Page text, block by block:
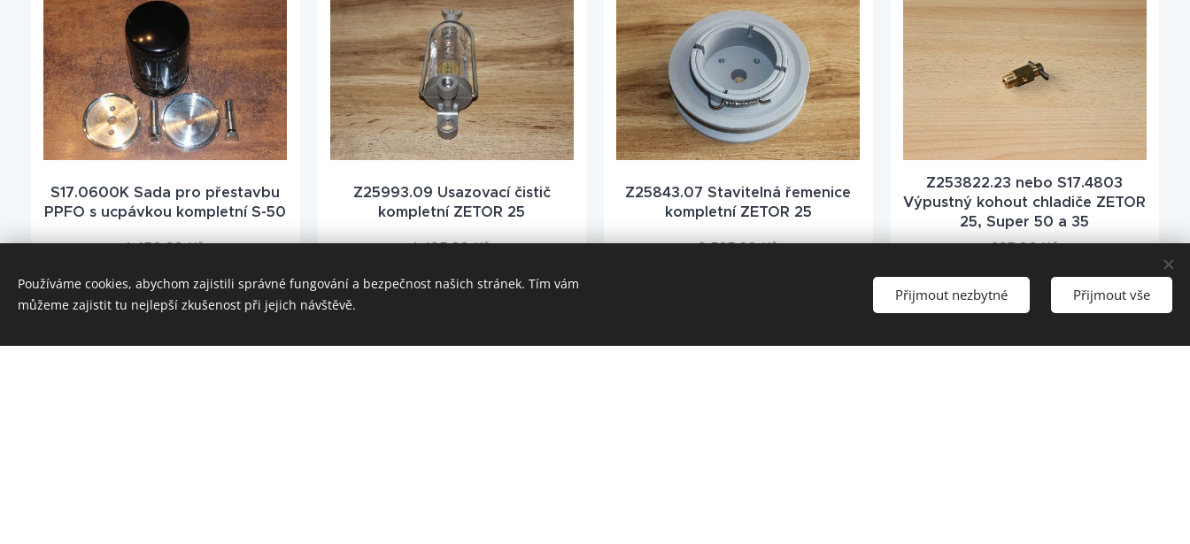
S17.0600K Sada pro přestavbu
PPFO s ucpávkou kompletní S-50
1 450,00Kč
Z25993.09 Usazovací čistič
kompletní ZETOR 25
1 495,00Kč
Z25843.07 Stavitelná řemenice
kompletní ZETOR 25
3 565,00Kč
Z253822.23 nebo S17.4803
Výpustný kohout chladiče ZETOR
25, Super 50 a 35
295,00Kč
Používáme cookies, abychom zajistili správné fungování a bezpečnost našich stránek. Tím vám
můžeme zajistit tu nejlepší zkušenost při jejich návštěvě.
Přijmout nezbytné Přijmout vše